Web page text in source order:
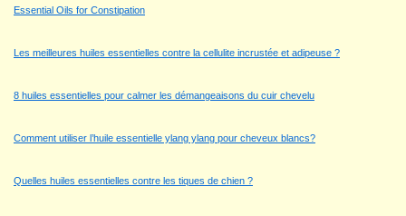
Essential Oils for Constipation
Les meilleures huiles essentielles contre la cellulite incrustée et adipeuse ?
8 huiles essentielles pour calmer les démangeaisons du cuir chevelu
Comment utiliser l’huile essentielle ylang ylang pour cheveux blancs?
Quelles huiles essentielles contre les tiques de chien ?